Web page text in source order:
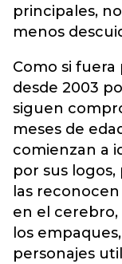
principales,
menos
Como si
desde 2003
siguen
meses de
comienzan a
por sus
las
en el
los
personajes